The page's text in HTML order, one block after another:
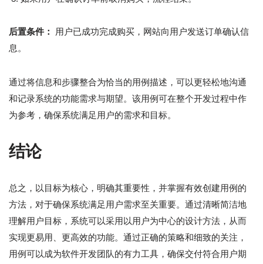
后置条件：
用户已成功完成购买，网站向用户发送订单确认信
息。
通过将信息和步骤整合为恰当的用例描述，可以更轻松地沟通
和记录系统的功能需求与期望。该用例可在整个开发过程中作
为参考，确保系统满足用户的需求和目标。
结论
总之，以目标为核心，明确其重要性，并掌握有效创建用例的
方法，对于确保系统满足用户需求至关重要。通过清晰简洁地
理解用户目标，系统可以采用以用户为中心的设计方法，从而
实现更易用、更高效的功能。通过正确的策略和细致的关注，
用例可以成为软件开发团队的有力工具，确保交付符合用户期